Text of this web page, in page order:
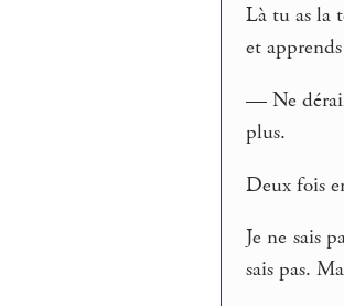
Là tu as la
et
— Ne
plus.
Deux fois
Je ne sais
sais pas.